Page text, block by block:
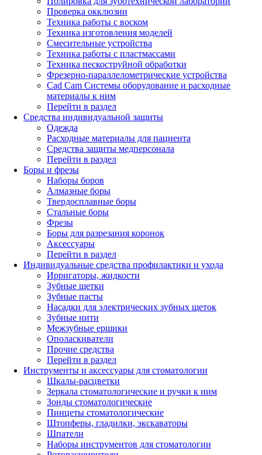
Проверка окклюзии
Техника работы с воском
Техника изготовления моделей
Смесительные устройства
Техника работы с пластмассами
Техника пескоструйной обработки
Фрезерно-параллелометрические устройства
Cad Cam Системы оборудование и расходные
материалы к ним
Перейти в раздел
Средства индивидуальной защиты
Одежда
Расходные материалы для пациента
Средства защиты медперсонала
Перейти в раздел
Боры и фрезы
Наборы боров
Алмазные боры
Твердосплавные боры
Стальные боры
Фрезы
Боры для разрезания коронок
Аксессуары
Перейти в раздел
Индивидуальные средства профилактики и ухода
Ирригаторы, жидкости
Зубные щетки
Зубные пасты
Насадки для электрических зубных щеток
Зубные нити
Межзубные ершики
Ополаскиватели
Прочие средства
Перейти в раздел
Инструменты и аксессуары для стоматологии
Шкалы-расцветки
Зеркала стоматологические и ручки к ним
Зонды стоматологические
Пинцеты стоматологические
Штопферы, гладилки, экскаваторы
Шпатели
Наборы инструментов для стоматологии